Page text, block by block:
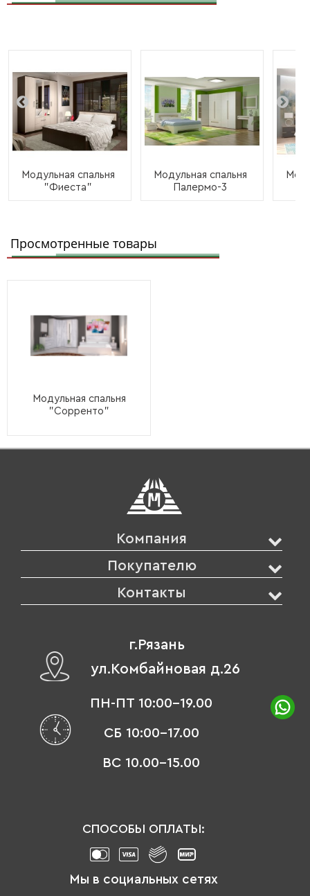
Модульная спальня
"Фиеста"
Модульная спальня
Палермо-3
Просмотренные товары
Модульная спальня
"Сорренто"
Компания
Покупателю
Контакты
г.Рязань
ул.Комбайновая д.26
ПН-ПТ 10:00-19.00
СБ 10:00-17.00
ВС 10.00-15.00
СПОСОБЫ ОПЛАТЫ:
Мы в социальных сетях